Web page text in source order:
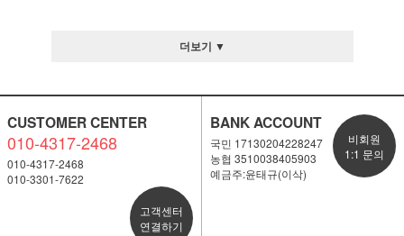
더보기 ▼
CUSTOMER CENTER
010-4317-2468
010-4317-2468
010-3301-7622
고객센터
연결하기
BANK ACCOUNT
국민 17130204228247
농협 3510038405903
예금주:윤태규(이삭)
비회원
1:1 문의